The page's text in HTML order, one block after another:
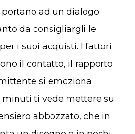
ad un dialogo
da consigliargli le
i suoi acquisti. I fattori
il contatto, il rapporto
si emoziona
ti vede mettere su
abbozzato, che in